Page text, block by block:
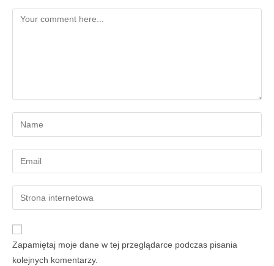
Zapamiętaj moje dane w tej przeglądarce podczas pisania
kolejnych komentarzy.